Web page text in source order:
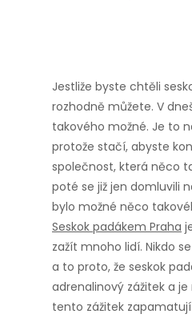
Jestliže byste chtěli
rozhodně můžete. V
takového možné. Je to
protože stačí, abyste
společnost, která něco
poté se již jen domluvili
bylo možné něco
Seskok padákem Praha
zažít mnoho lidí. Nikdo
a to proto, že seskok
adrenalinový zážitek a
tento zážitek